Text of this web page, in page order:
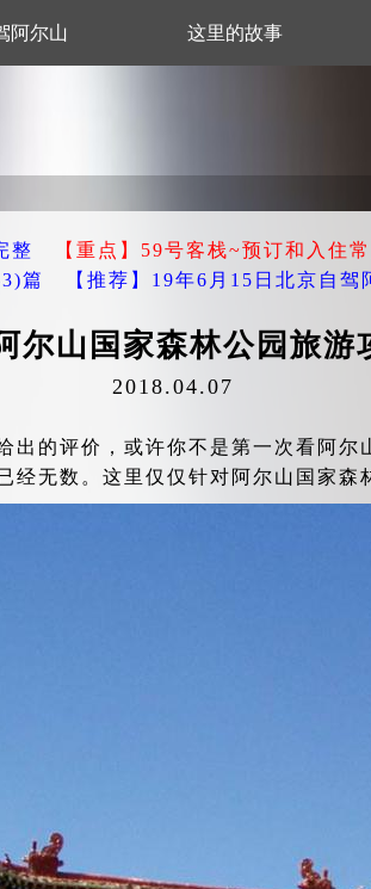
阿尔山 这里的故事
整
【重点】59号客栈~预订和入住
篇
【推荐】19年6月15日北京自驾
尔山国家森林公园旅游
2018.04.07
出的评价，或许你不是第一次看阿
经无数。这里仅仅针对阿尔山国家森